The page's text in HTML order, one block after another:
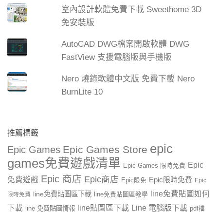
室內設計軟體免費下載 Sweethome 3D
免安裝版
AutoCAD DWG檔案開啟軟體 DWG
FastView 支援電腦版與手機版
Nero 燒錄軟體中文版 免費下載 Nero
BurnLite 10
推薦標籤
Epic Games Epic Games Store epic
games免費遊戲清單 Epic Games 限時免費 Epic
免費遊戲 Epic 商店 Epic商店 Epic限免 Epic限時免費 Epic
限時免費 line免費貼圖區下載 line免費貼圖區教學
line免費貼圖如何
下載
line 免費貼圖情報 line貼圖區下載 Line 電腦版下載 pdf檔